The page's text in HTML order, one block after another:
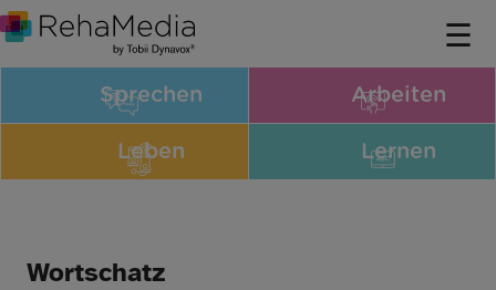
Wortschatz
Sprechen Arbeiten
Leben Lernen